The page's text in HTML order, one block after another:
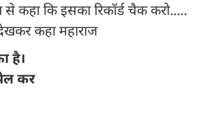
से कहा कि इसका रिकॉर्ड चैक करो.....
देखकर कहा महाराज
है।
कर